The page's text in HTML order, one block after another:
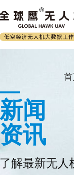
新闻
资讯
了解最新无人